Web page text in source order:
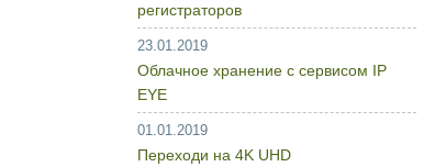
регистраторов
23.01.2019
Облачное хранение с сервисом IP
EYE
01.01.2019
Переходи на 4K UHD